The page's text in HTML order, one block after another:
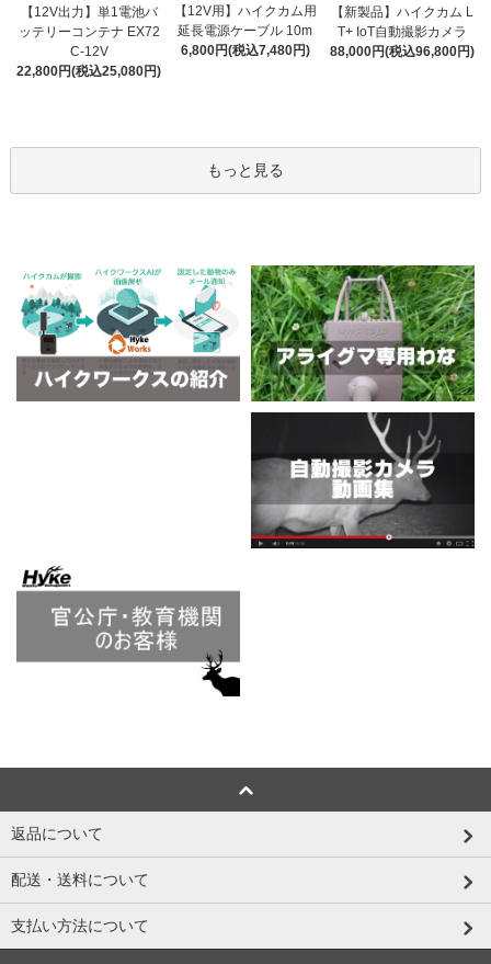
【12V出力】単1電池バ
ッテリーコンテナ EX72
C-12V
22,800円(税込25,080円)
【12V用】ハイクカム用
延長電源ケーブル 10m
6,800円(税込7,480円)
【新製品】ハイクカム L
T+ IoT自動撮影カメラ
88,000円(税込96,800円)
もっと見る
返品について
配送・送料について
支払い方法について